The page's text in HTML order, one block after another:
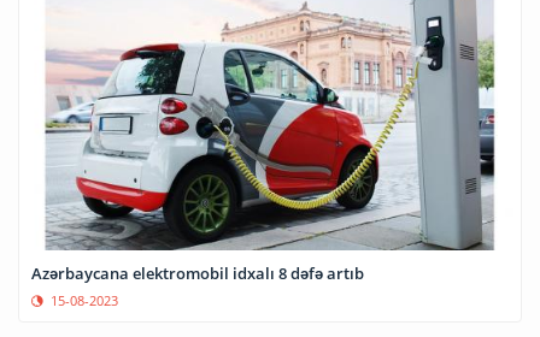
Azərbaycana elektromobil idxalı 8 dəfə artıb
15-08-2023